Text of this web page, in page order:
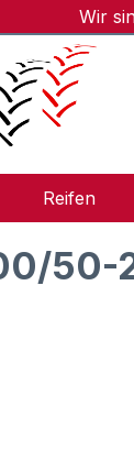
Wir
Reifen
50-